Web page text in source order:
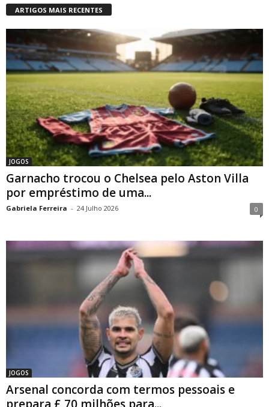
ARTIGOS MAIS RECENTES
JOGOS
Garnacho trocou o Chelsea pelo Aston Villa
por empréstimo de uma...
Gabriela Ferreira - 24 Julho 2026 0
JOGOS
Arsenal concorda com termos pessoais e